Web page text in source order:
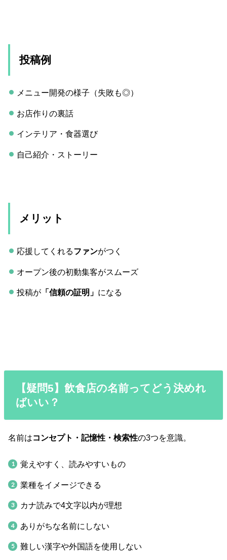
投稿例
メニュー開発の様子（失敗も◎）
お店作りの裏話
インテリア・食器選び
自己紹介・ストーリー
メリット
応援してくれるファンがつく
オープン後の初動集客がスムーズ
投稿が「信頼の証明」 になる
【疑問5】飲食店の名前ってどう決めれ
ばいい？
名前はコンセプト・記憶性・検索性の3つを意識。
覚えやすく、読みやすいもの
業種をイメージできる
カナ読みで4文字以内が理想
ありがちな名前にしない
難しい漢字や外国語を使用しない